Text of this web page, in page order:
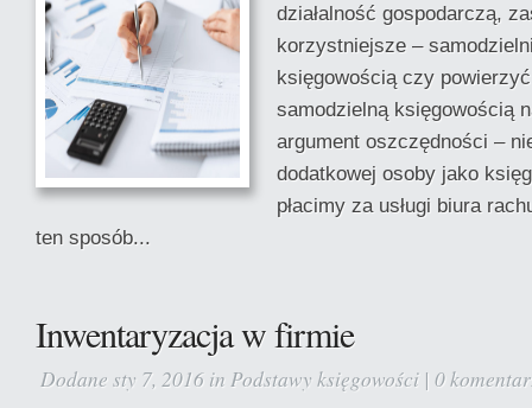
działalność gospodarczą,
korzystniejsze –
księgowością czy
samodzielną księgowością
argument oszczędności –
dodatkowej osoby jako
płacimy za usługi biura
ten sposób...
Inwentaryzacja w firmie
Dodane sty 7, 2016 in Podstawy księgowości | 0